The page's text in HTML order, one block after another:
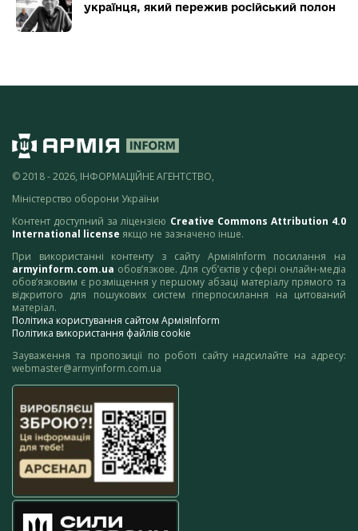
українця, який пережив російський полон
© 2018 - 2026, ІНФОРМАЦІЙНЕ АГЕНТСТВО,
Міністерство оборони України
Контент доступний за ліцензією Creative Commons Attribution 4.0
International license якщо не зазначено інше.
При використанні контенту з сайту АрміяInform посилання на
armyinform.com.ua обов’язкове. Для суб’єктів у сфері онлайн-медіа
обов’язковим є розміщення у першому абзаці матеріалу прямого та
відкритого для пошукових систем гіперпосилання на цитований
матеріал.
Політика користування сайтом АрміяInform
Політика використання файлів cookie
Зауваження та пропозиції по роботі сайту надсилайте на адресу:
webmaster@armyinform.com.ua